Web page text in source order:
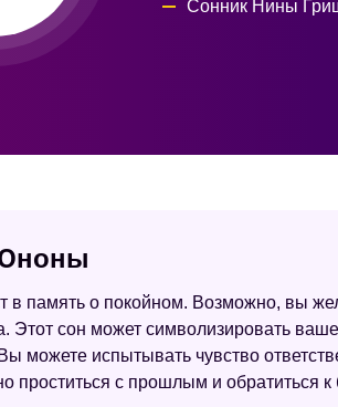
Сонник Нины
в память о покойном. Возможно, вы
Этот сон может символизировать
можете испытывать чувство
проститься с прошлым и обратиться